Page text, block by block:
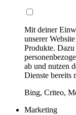
Mit deiner
unserer
Produkte.
ab und nutzen
Dienste bereits
Bing, Criteo,
Marketing